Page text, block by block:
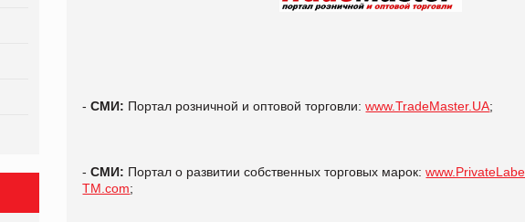
-СМИ: Портал розничной и оптовой торговли:www.TradeMaster.UA;
-СМИ: Портал о развитии собственных торговых марок:
TM.com;